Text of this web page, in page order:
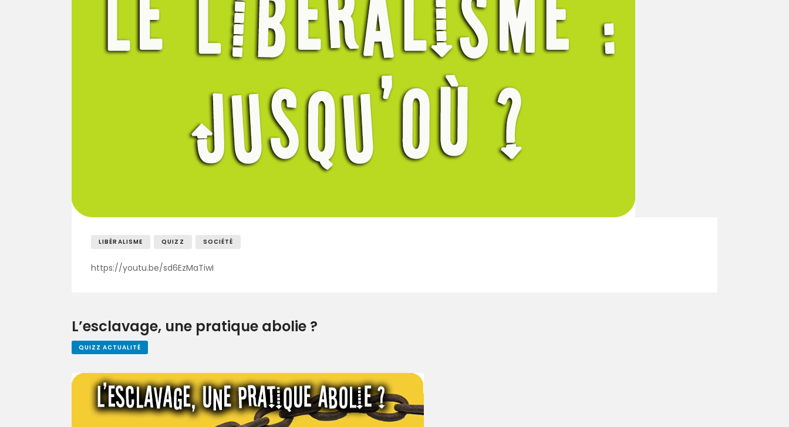
LIBÉRALISME QUIZZ SOCIÉTÉ
https://youtu.be/sd6EzMaTiwI
L’esclavage, une pratique abolie ?
QUIZZ ACTUALITÉ